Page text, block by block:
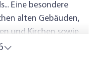
Eine besondere
alten Gebäuden,
und Kirchen sowie
machen den